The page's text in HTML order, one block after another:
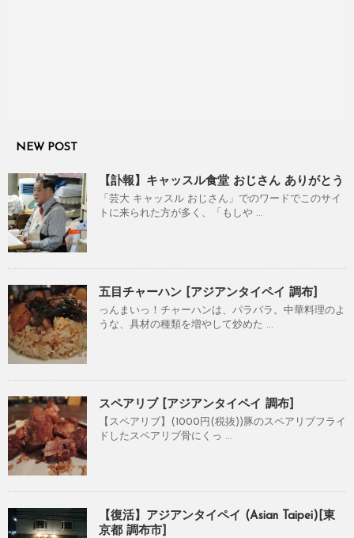
NEW POST
【訃報】キャッスル食堂 おじさん ありがとう
「芸大 キャッスル おじさん」でのワードでこのサイ
トに来られた方が多く、「もしや ...
五目チャーハン [アジアンタイペイ 調布]
っんまいっ！チャーハンは、パラパラ。中華料理のよ
うな、具材の種類を増やして炒めた ...
スペアリブ [アジアンタイペイ 調布]
【スペアリブ】(1000円(税抜))豚のスペアリブフライ
ドしたスペアリブ骨にくっ ...
【復活】アジアンタイペイ (Asian Taipei)[東
京都 調布市]